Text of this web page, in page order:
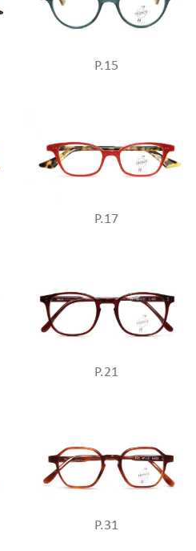
P.15
P.17
P.21
P.31